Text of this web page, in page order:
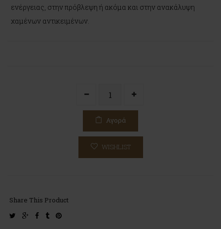
ενέργειας, στην πρόβλεψη ή ακόμα και στην ανακάλυψη
χαμένων αντικειμένων.
Αγορά
WISHLIST
Share This Product
twittergoogle-facebook
tumblrpinterest